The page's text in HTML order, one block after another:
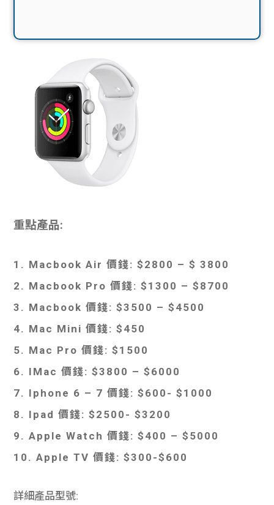
重點產品:
1. Macbook Air 價錢: $2800 – $ 3800
2. Macbook Pro 價錢: $1300 – $8700
3. Macbook 價錢: $3500 – $4500
4. Mac Mini 價錢: $450
5. Mac Pro 價錢: $1500
6. IMac 價錢: $3800 – $6000
7. Iphone 6 – 7 價錢: $600- $1000
8. Ipad 價錢: $2500- $3200
9. Apple Watch 價錢: $400 – $5000
10. Apple TV 價錢: $300-$600
詳細產品型號: